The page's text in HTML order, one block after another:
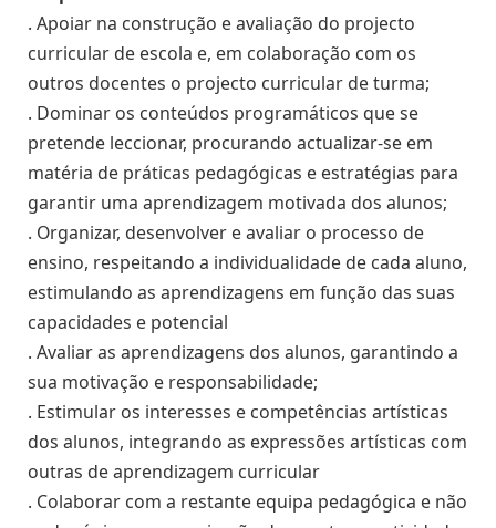
. Apoiar na construção e avaliação do projecto
curricular de escola e, em colaboração com os
outros docentes o projecto curricular de turma;
. Dominar os conteúdos programáticos que se
pretende leccionar, procurando actualizar-se em
matéria de práticas pedagógicas e estratégias para
garantir uma aprendizagem motivada dos alunos;
. Organizar, desenvolver e avaliar o processo de
ensino, respeitando a individualidade de cada aluno,
estimulando as aprendizagens em função das suas
capacidades e potencial
. Avaliar as aprendizagens dos alunos, garantindo a
sua motivação e responsabilidade;
. Estimular os interesses e competências artísticas
dos alunos, integrando as expressões artísticas com
outras de aprendizagem curricular
. Colaborar com a restante equipa pedagógica e não